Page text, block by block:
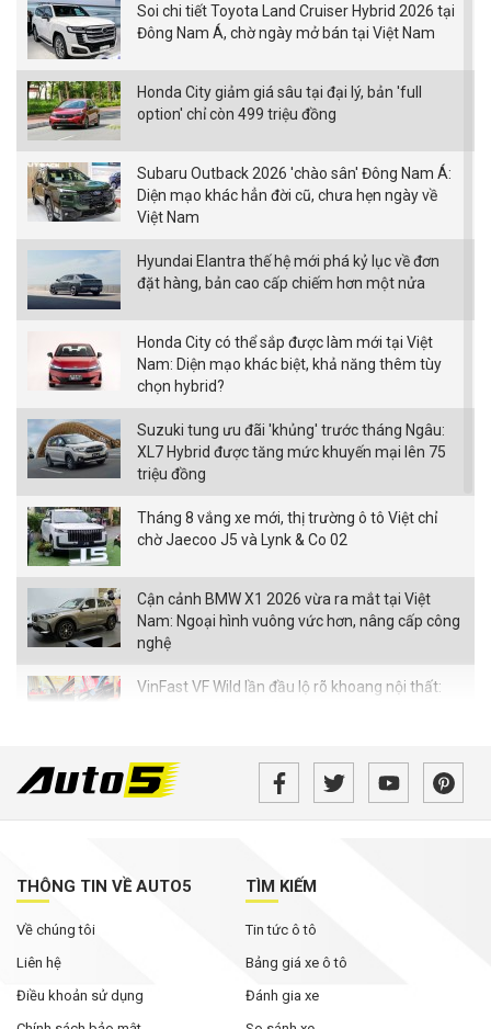
Soi chi tiết Toyota Land Cruiser Hybrid 2026 tại
Đông Nam Á, chờ ngày mở bán tại Việt Nam
Honda City giảm giá sâu tại đại lý, bản 'full
option' chỉ còn 499 triệu đồng
Subaru Outback 2026 'chào sân' Đông Nam Á:
Diện mạo khác hẳn đời cũ, chưa hẹn ngày về
Việt Nam
Hyundai Elantra thế hệ mới phá kỷ lục về đơn
đặt hàng, bản cao cấp chiếm hơn một nửa
Honda City có thể sắp được làm mới tại Việt
Nam: Diện mạo khác biệt, khả năng thêm tùy
chọn hybrid?
Suzuki tung ưu đãi 'khủng' trước tháng Ngâu:
XL7 Hybrid được tăng mức khuyến mại lên 75
triệu đồng
Tháng 8 vắng xe mới, thị trường ô tô Việt chỉ
chờ Jaecoo J5 và Lynk & Co 02
Cận cảnh BMW X1 2026 vừa ra mắt tại Việt
Nam: Ngoại hình vuông vức hơn, nâng cấp công
nghệ
VinFast VF Wild lần đầu lộ rõ khoang nội thất:
Nhiều ô tô thủng lốp trên cao tốc qua Đắk Lắk:
Xe chở phế liệu có phải 'thủ phạm'?
cần tiếp nhiên liệu, lập kỷ lục thế giới
Xe gia đình 7 chỗ tại Việt Nam đang rẻ chưa
THÔNG TIN VỀ AUTO5
Về chúng tôi
Liên hệ
Điều khoản sử dụng
TÌM KIẾM
Tin tức ô tô
Bảng giá xe ô tô
Đánh gia xe